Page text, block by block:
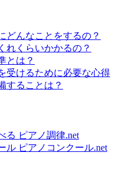
どんなことをするの？
れくらいかかるの？
とは？
受けるために必要な心得
することは？
る ピアノ調律.net
ル ピアノコンクール.net